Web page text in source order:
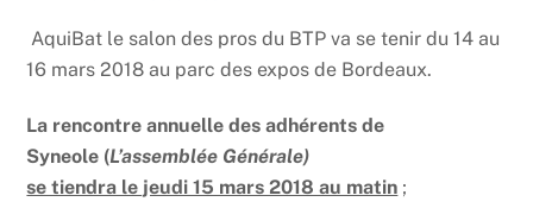
AquiBat le salon des pros du BTP va se tenir du 14 au
16 mars 2018 au parc des expos de Bordeaux.
La rencontre annuelle des adhérents de
Syneole (L’assemblée Générale)
se tiendra le jeudi 15 mars 2018 au matin ;